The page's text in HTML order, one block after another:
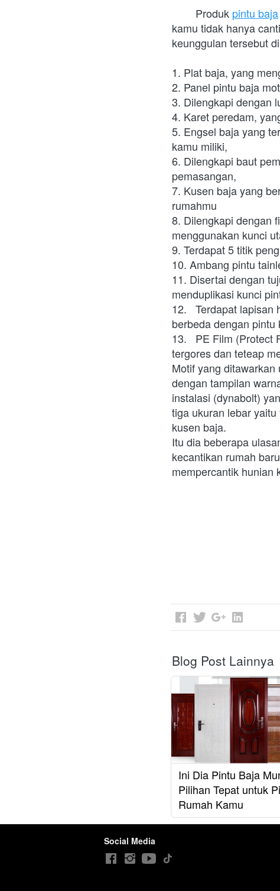
	Produk
pintu baja
kamu tidak hanya
keunggulan tersebut
1. Plat baja, yang
2. Panel pintu baja
3. Dilengkapi dengan
4. Karet peredam,
5. Engsel baja yang
kamu miliki,
6. Dilengkapi baut
pemasangan,
7. Kusen baja yang
rumahmu
8. Dilengkapi dengan
menggunakan kunci
9. Terdapat 5 titik
10. Ambang pintu
11. Disertai dengan
menduplikasi kunci
12.	Terdapat lapisan honeycomb, sehingga bunyi yang dihasilkan ketika diketuk tidak jauh
berbeda dengan pintu
13.	PE Film (Protect Film), dimana keunggulan ini dimaksudkan agar pintu tidak mudah
tergores dan teteap
Motif yang
dengan tampilan
instalasi (dynabolt)
tiga ukuran lebar
kusen baja.
Itu dia beberapa
kecantikan rumah
mempercantik hunian
Blog Post Lainnya
Ini Dia Pintu Baja
Pilihan Tepat untuk
Rumah Kamu
Social Media